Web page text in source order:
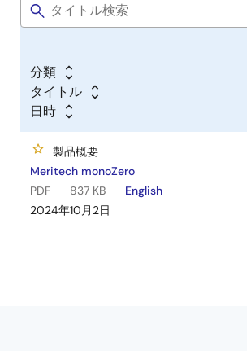
分類
タイトル
日時
製品概要
Meritech monoZero
PDF
837 KB
English
2024年10月2日